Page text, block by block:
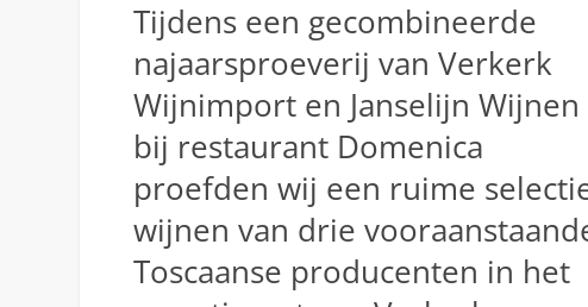
Tijdens een gecombineerde
najaarsproeverij van Verkerk
Wijnimport en Janselijn Wijnen
bij restaurant Domenica
proefden wij een ruime
wijnen van drie
Toscaanse producenten in het